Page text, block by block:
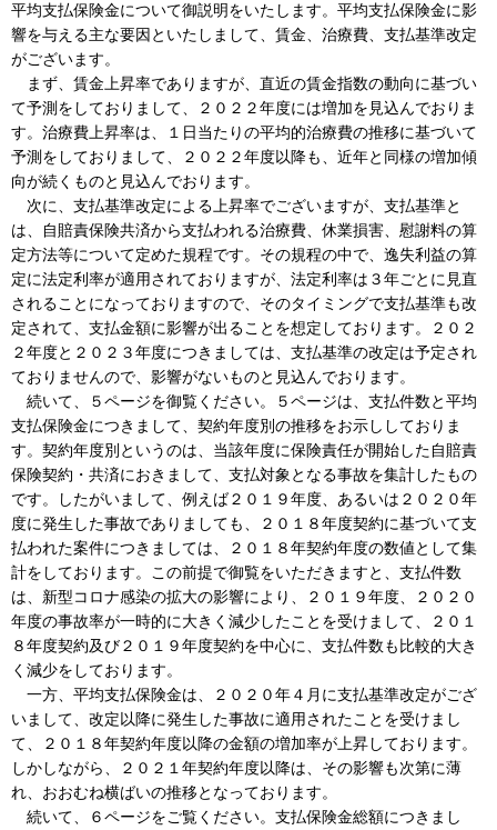
平均支払保険金について御説明をいたします。平均支払保険金に影
響を与える主な要因といたしまして、賃金、治療費、支払基準改定
がございます。
まず、賃金上昇率でありますが、直近の賃金指数の動向に基づい
て予測をしておりまして、２０２２年度には増加を見込んでおりま
す。治療費上昇率は、１日当たりの平均的治療費の推移に基づいて
予測をしておりまして、２０２２年度以降も、近年と同様の増加傾
向が続くものと見込んでおります。
次に、支払基準改定による上昇率でございますが、支払基準と
は、自賠責保険共済から支払われる治療費、休業損害、慰謝料の算
定方法等について定めた規程です。その規程の中で、逸失利益の算
定に法定利率が適用されておりますが、法定利率は３年ごとに見直
されることになっておりますので、そのタイミングで支払基準も改
定されて、支払金額に影響が出ることを想定しております。２０２
２年度と２０２３年度につきましては、支払基準の改定は予定され
ておりませんので、影響がないものと見込んでおります。
続いて、５ページを御覧ください。５ページは、支払件数と平均
支払保険金につきまして、契約年度別の推移をお示ししておりま
す。契約年度別というのは、当該年度に保険責任が開始した自賠責
保険契約・共済におきまして、支払対象となる事故を集計したもの
です。したがいまして、例えば２０１９年度、あるいは２０２０年
度に発生した事故でありましても、２０１８年度契約に基づいて支
払われた案件につきましては、２０１８年契約年度の数値として集
計をしております。この前提で御覧をいただきますと、支払件数
は、新型コロナ感染の拡大の影響により、２０１９年度、２０２０
年度の事故率が一時的に大きく減少したことを受けまして、２０１
８年度契約及び２０１９年度契約を中心に、支払件数も比較的大き
く減少をしております。
一方、平均支払保険金は、２０２０年４月に支払基準改定がござ
いまして、改定以降に発生した事故に適用されたことを受けまし
て、２０１８年契約年度以降の金額の増加率が上昇しております。
しかしながら、２０２１年契約年度以降は、その影響も次第に薄
れ、おおむね横ばいの推移となっております。
続いて、６ページをご覧ください。支払保険金総額につきまし